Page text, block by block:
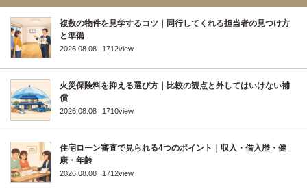
複数の物件を見学するコツ｜同行してくれる担当者の見つけ方
と準備
2026.08.08 1712view
火災保険料を抑える選び方｜比較の観点と外してはいけない補
償
2026.08.08 1710view
住宅ローン審査で見られる4つのポイント｜収入・借入歴・健
康・年齢
2026.08.08 1712view